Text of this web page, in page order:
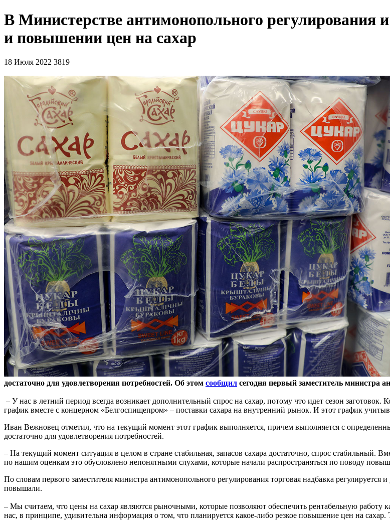
В Министерстве антимонопольного регулирования
и повышении цен на сахар
18 Июля 2022 3819
достаточно для удовлетворения потребностей. Об этом сообщил сегодня первый заместитель министра
– У нас в летний период всегда возникает дополнительный спрос на сахар, потому что идет сезон
график вместе с концерном «Белгоспищепром» – поставки сахара на внутренний рынок. И этот график
Иван Вежновец отметил, что на текущий момент этот график выполняется, причем выполняется с
достаточно для удовлетворения потребностей.
– На текущий момент ситуация в целом в стране стабильная, запасов сахара достаточно, спрос стабильный.
по нашим оценкам это обусловлено непонятными слухами, которые начали распространяться по поводу
По словам первого заместителя министра антимонопольного регулирования торговая надбавка
повышали.
– Мы считаем, что цены на сахар являются рыночными, которые позволяют обеспечить рентабельную работу
нас, в принципе, удивительна информация о том, что планируется какое-либо резкое повышение цен на